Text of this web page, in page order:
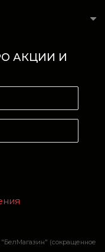
АКЦИИ И
"БелМагазин" (сокращенное